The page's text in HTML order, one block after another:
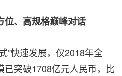
位、高规格巅峰对话
”快速发展，仅2018年全
已突破1708亿元人民币，比